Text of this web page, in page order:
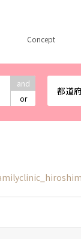
and
or
都道
Concept